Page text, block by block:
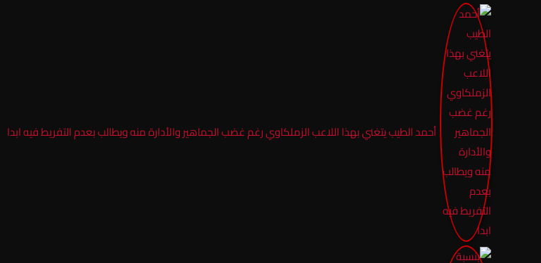
أحمد الطيب يتغني بهذا اللاعب الزملكاوي رغم غضب الجماهير والأدارة منه ويطالب بعدم التفريط فيه ابدا